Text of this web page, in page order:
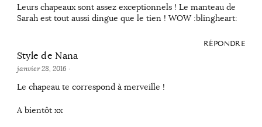
Leurs chapeaux sont assez exceptionnels ! Le manteau de
Sarah est tout aussi dingue que le tien ! WOW :blingheart:
RÉPONDRE
Style de Nana
janvier 28, 2016 ·
Le chapeau te correspond à merveille !
A bientôt xx